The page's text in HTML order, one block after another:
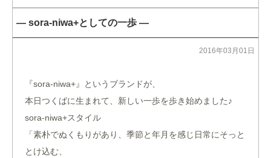
— sora-niwa+としての一歩 —
2016年03月01日
『sora-niwa+』というブランドが、
本日つくばに生まれて、新しい一歩を歩き始めました♪
sora-niwa+スタイル
「素朴でぬくもりがあり、季節と年月を感じ日常にそっと
とけ込む、